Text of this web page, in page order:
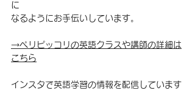
に
なるようにお手伝いしています。
→ペリピッコリの英語クラスや講師の詳細は
こちら
インスタで英語学習の情報を配信しています